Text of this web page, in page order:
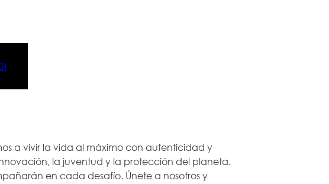
a vivir la vida al máximo con autenticidad y
la juventud y la protección del planeta.
en cada desafío. Únete a nosotros y